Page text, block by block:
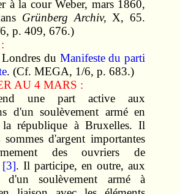
à la cour Weber, mars 1860,
Grünberg Archiv, X, 65.
p. 409, 676.)
du Manifeste du parti
. (Cf. MEGA, 1/6, p. 683.)
AU 4 MARS :
une part active aux
d'un soulèvement armé en
république à Bruxelles. Il
d'argent importantes
des ouvriers de
[3]. Il participe, en outre, aux
d'un soulèvement armé à